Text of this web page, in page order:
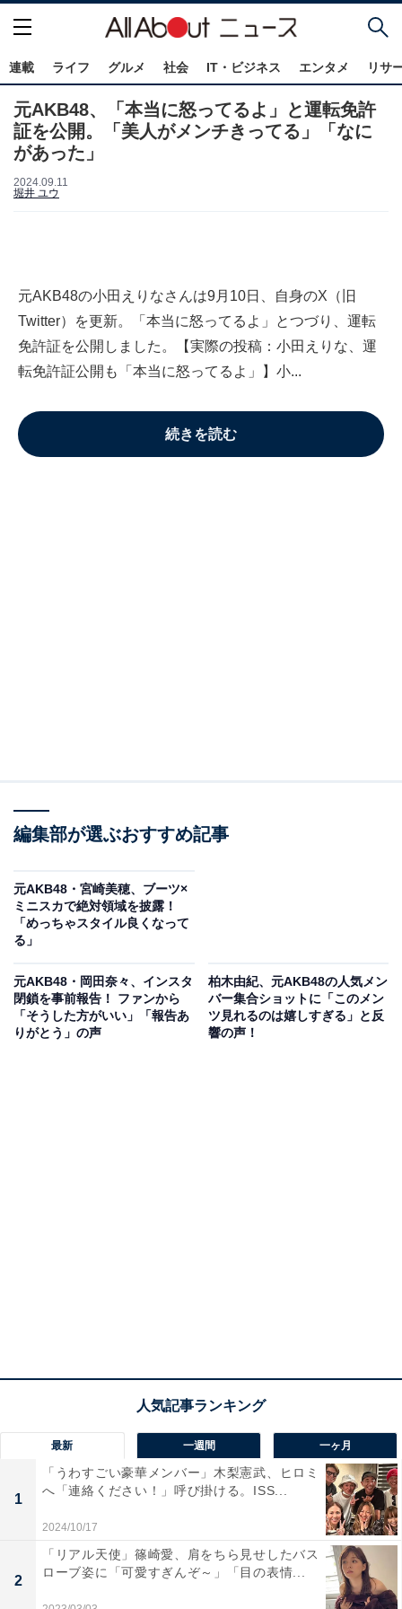
連載 ライフ グルメ 社会 IT・ビジネス エンタメ リサ
元AKB48、「本当に怒ってるよ」と運転免許
証を公開。「美人がメンチきってる」「なに
があった」
2024.09.11
堀井 ユウ
元AKB48の小田えりなさんは9月10日、自身のX（旧
Twitter）を更新。「本当に怒ってるよ」とつづり、運転
免許証を公開しました。【実際の投稿：小田えりな、運
転免許証公開も「本当に怒ってるよ」】小...
続きを読む
編集部が選ぶおすすめ記事
元AKB48・宮崎美穂、ブーツ×
ミニスカで絶対領域を披露！
「めっちゃスタイル良くなって
る」
元AKB48・岡田奈々、インスタ
閉鎖を事前報告！ ファンから
「そうした方がいい」「報告あ
りがとう」の声
柏木由紀、元AKB48の人気メン
バー集合ショットに「このメン
ツ見れるのは嬉しすぎる」と反
響の声！
最新 一週間 一ヶ月
1
「うわすごい豪華メンバー」木梨憲武、ヒロミ
へ「連絡ください！」呼び掛ける。ISS...
2024/10/17
2
「リアル天使」篠崎愛、肩をちら見せしたバス
ローブ姿に「可愛すぎんぞ～」「目の表情...